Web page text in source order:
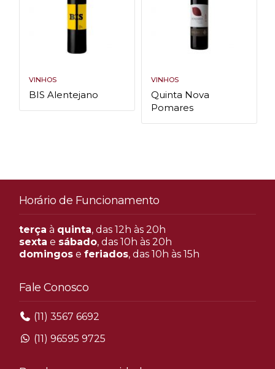
VINHOS
BIS Alentejano
VINHOS
Quinta Nova
Pomares
Horário de Funcionamento
terça à quinta, das 12h às 20h
sexta e sábado, das 10h às 20h
domingose feriados, das 10h às 15h
Fale Conosco
(11) 3567 6692
(11) 96595 9725